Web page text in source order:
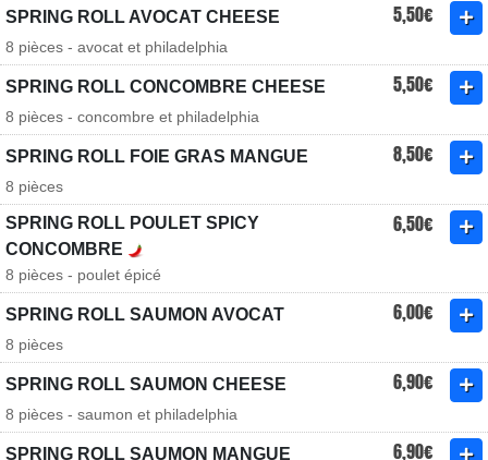
SPRING ROLL AVOCAT CHEESE 5,50€
8 pièces - avocat et philadelphia
SPRING ROLL CONCOMBRE CHEESE 5,50€
8 pièces - concombre et philadelphia
SPRING ROLL FOIE GRAS MANGUE 8,50€
8 pièces
SPRING ROLL POULET SPICY
CONCOMBRE
6,50€
8 pièces - poulet épicé
SPRING ROLL SAUMON AVOCAT 6,00€
8 pièces
SPRING ROLL SAUMON CHEESE 6,90€
8 pièces - saumon et philadelphia
SPRING ROLL SAUMON MANGUE 6,90€